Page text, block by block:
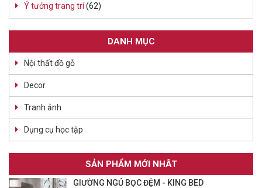
Ý tưởng trang trí(62)
DANH MỤC
Nội thất đồ gỗ
Decor
Tranh ảnh
Dụng cụ học tập
SẢN PHẨM MỚI NHÂT
GIƯỜNG NGỦ BỌC ĐỆM - KING BED